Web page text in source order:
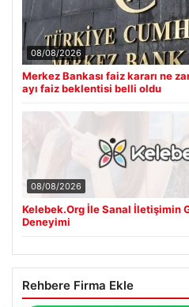
08/08/2026
Merkez Bankası faiz kararı ne
ayı faiz beklentisi belli oldu
08/08/2026
Kelebek.Org İle Sanal İletişimin
Deneyimi
Rehbere Firma Ekle